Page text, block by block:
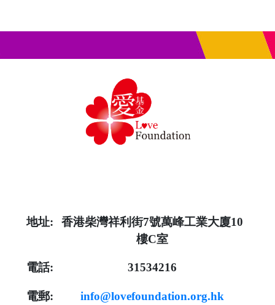
地址:
香港柴灣祥利街7號萬峰工業大廈10
樓C室
電話: 31534216
電郵: info@lovefoundation.org.hk